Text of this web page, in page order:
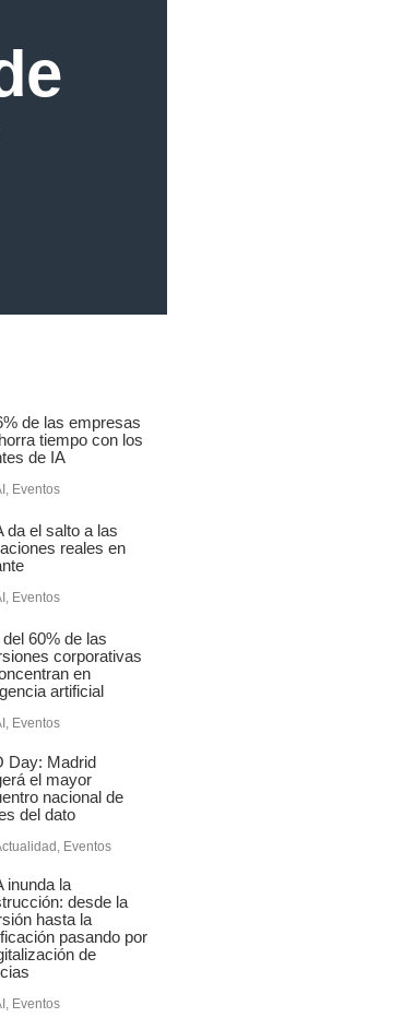
de las empresas
tiempo con los
de IA
, Eventos
da el salto a las
reales en
, Eventos
60% de las
corporativas
en
artificial
, Eventos
Day: Madrid
el mayor
nacional de
del dato
Eventos
inunda la
desde la
hasta la
pasando por
de
, Eventos